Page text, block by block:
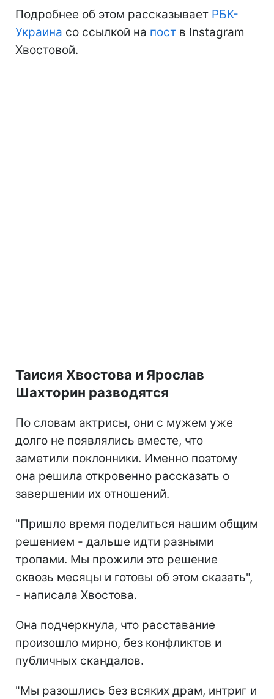
Подробнее об этом рассказывает РБК-
Украина со ссылкой на пост в Instagram
Хвостовой.
Таисия Хвостова и Ярослав
Шахторин разводятся
По словам актрисы, они с мужем уже
долго не появлялись вместе, что
заметили поклонники. Именно поэтому
она решила откровенно рассказать о
завершении их отношений.
"Пришло время поделиться нашим общим
решением - дальше идти разными
тропами. Мы прожили это решение
сквозь месяцы и готовы об этом сказать",
- написала Хвостова.
Она подчеркнула, что расставание
произошло мирно, без конфликтов и
публичных скандалов.
"Мы разошлись без всяких драм, интриг и